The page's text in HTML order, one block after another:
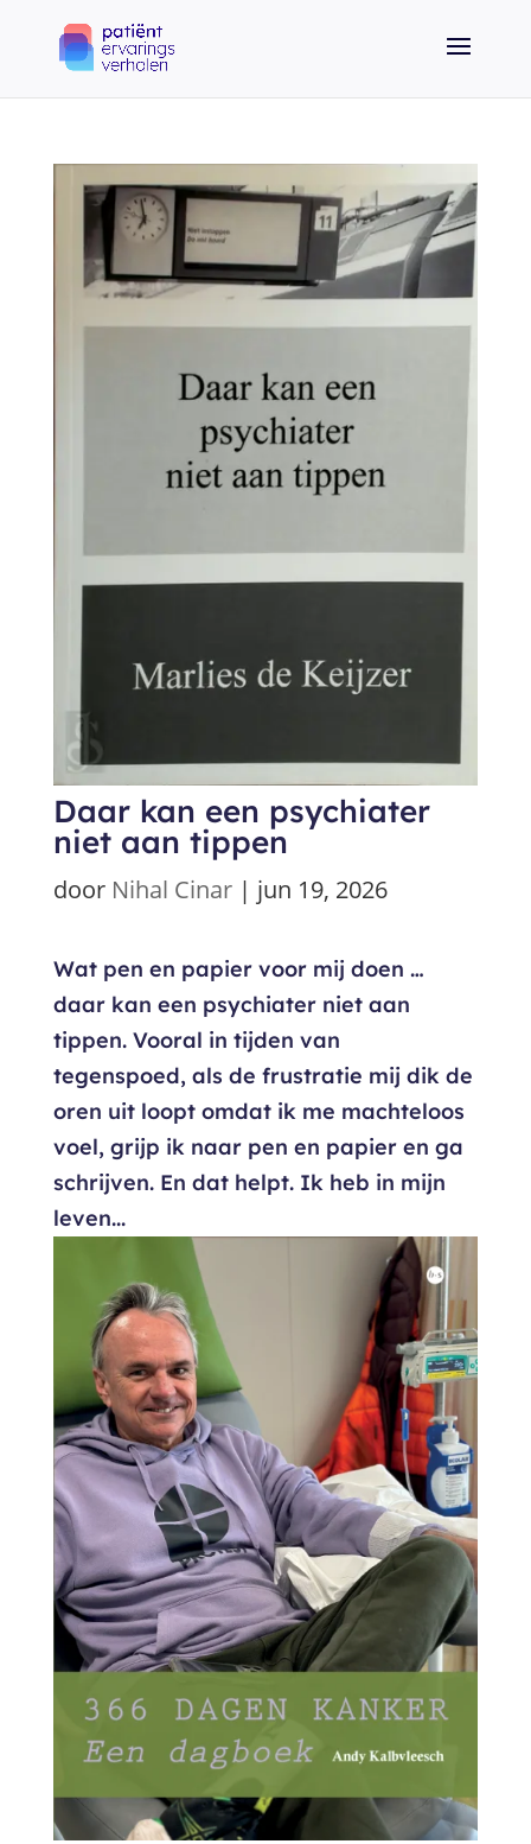
Daar kan een psychiater
niet aan tippen
door Nihal Cinar| jun 19, 2026
Wat pen en papier voor mij doen …
daar kan een psychiater niet aan
tippen. Vooral in tijden van
tegenspoed, als de frustratie mij dik de
oren uit loopt omdat ik me machteloos
voel, grijp ik naar pen en papier en ga
schrijven. En dat helpt. Ik heb in mijn
leven...